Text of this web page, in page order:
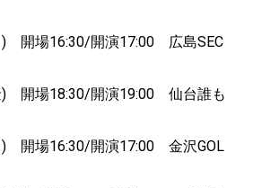
) 開場16:30/開演17:00 広島SEC
) 開場18:30/開演19:00 仙台誰も
) 開場16:30/開演17:00 金沢GOL